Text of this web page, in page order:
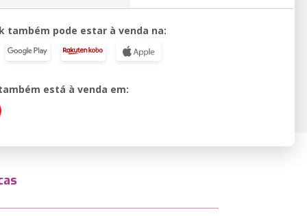
também pode estar à venda na:
está à venda em: